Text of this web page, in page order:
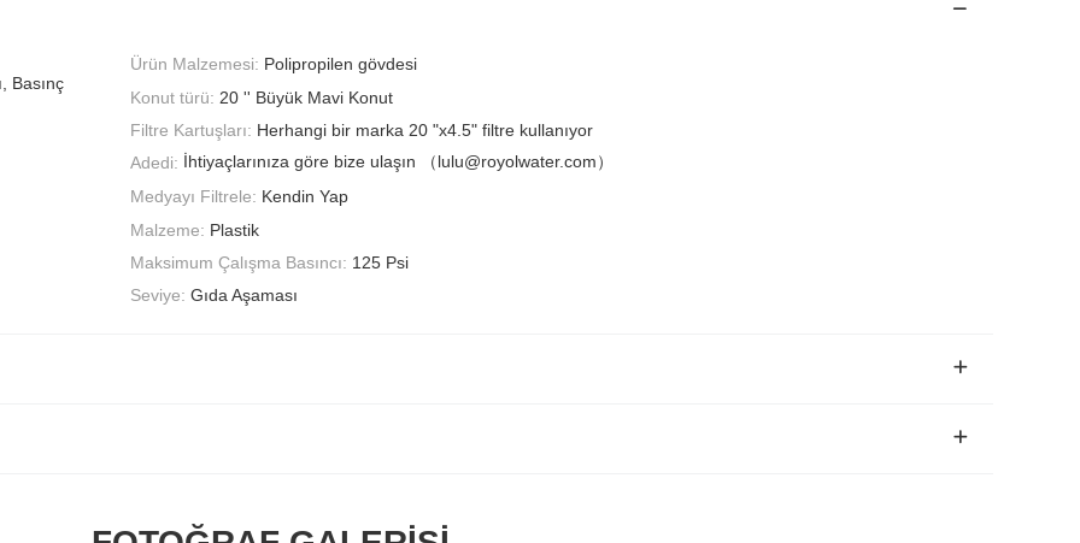
Basınç
Ürün Malzemesi: Polipropilen gövdesi
Konut türü: 20 '' Büyük Mavi Konut
Filtre Kartuşları: Herhangi bir marka 20 "x4.5" filtre kullanıyor
Adedi: İhtiyaçlarınıza göre bize ulaşın （lulu@royolwater.com）
Medyayı Filtrele: Kendin Yap
Malzeme: Plastik
Maksimum Çalışma Basıncı: 125 Psi
Seviye: Gıda Aşaması